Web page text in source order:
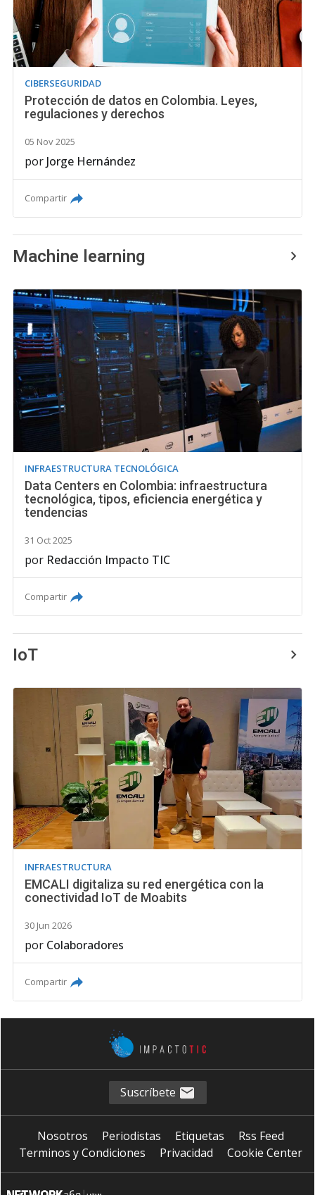
CIBERSEGURIDAD
Protección de datos en Colombia. Leyes,
regulaciones y derechos
05 Nov 2025
por Jorge Hernández
Compartir
Machine learning
INFRAESTRUCTURA TECNOLÓGICA
Data Centers en Colombia: infraestructura
tecnológica, tipos, eficiencia energética y
tendencias
31 Oct 2025
por Redacción Impacto TIC
Compartir
IoT
INFRAESTRUCTURA
EMCALI digitaliza su red energética con la
conectividad IoT de Moabits
30 Jun 2026
por Colaboradores
Compartir
Suscríbete
Nosotros Periodistas Etiquetas
Rss Feed
Terminos y Condiciones
Privacidad Cookie Center